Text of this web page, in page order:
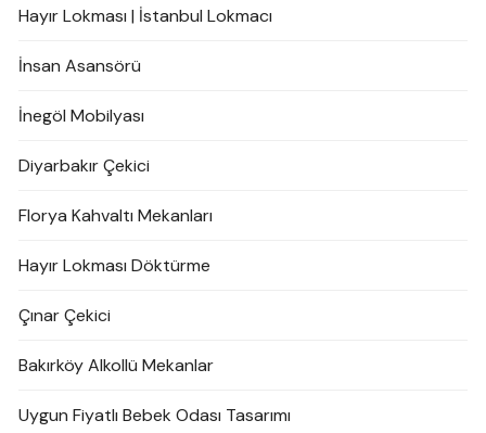
Hayır Lokması | İstanbul Lokmacı
İnsan Asansörü
İnegöl Mobilyası
Diyarbakır Çekici
Florya Kahvaltı Mekanları
Hayır Lokması Döktürme
Çınar Çekici
Bakırköy Alkollü Mekanlar
Uygun Fiyatlı Bebek Odası Tasarımı